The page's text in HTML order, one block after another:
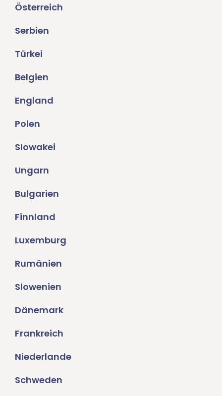
Österreich
Serbien
Türkei
Belgien
England
Polen
Slowakei
Ungarn
Bulgarien
Finnland
Luxemburg
Rumänien
Slowenien
Dänemark
Frankreich
Niederlande
Schweden